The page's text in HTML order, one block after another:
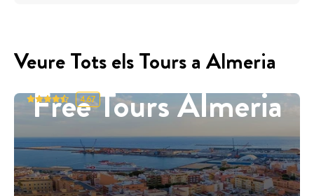
Veure Tots els Tours a Almeria
Free Tours Almeria
4.67